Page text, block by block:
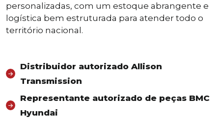
personalizadas, com um estoque abrangente e
logística bem estruturada para atender todo o
território nacional.
Distribuidor autorizado Allison
Transmission
Representante autorizado de peças BMC
Hyundai